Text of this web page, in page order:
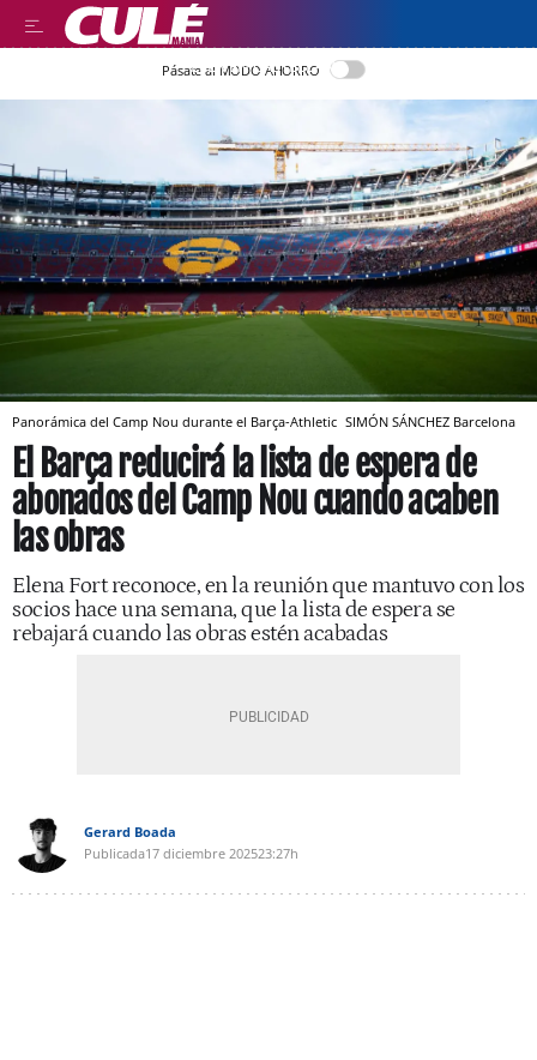
LEER EN CASTELLANO
Pásate al MODO AHORRO
Panorámica del Camp Nou durante el Barça-Athletic SIMÓN SÁNCHEZ Barcelona
El Barça reducirá la lista de espera de
abonados del Camp Nou cuando acaben
las obras
Elena Fort reconoce, en la reunión que mantuvo con los
socios hace una semana, que la lista de espera se
rebajará cuando las obras estén acabadas
Gerard Boada
Publicada17 diciembre 202523:27h